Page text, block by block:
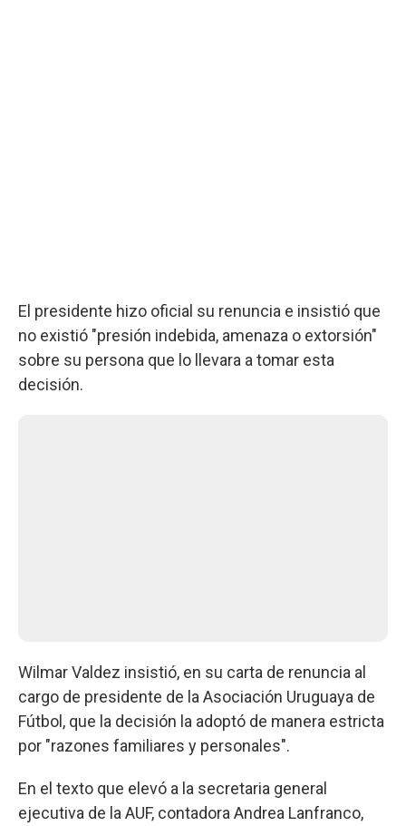
El presidente hizo oficial su renuncia e insistió que
no existió "presión indebida, amenaza o extorsión"
sobre su persona que lo llevara a tomar esta
decisión.
Wilmar Valdez insistió, en su carta de renuncia al
cargo de presidente de la Asociación Uruguaya de
Fútbol, que la decisión la adoptó de manera estricta
por "razones familiares y personales".
En el texto que elevó a la secretaria general
ejecutiva de la AUF, contadora Andrea Lanfranco,